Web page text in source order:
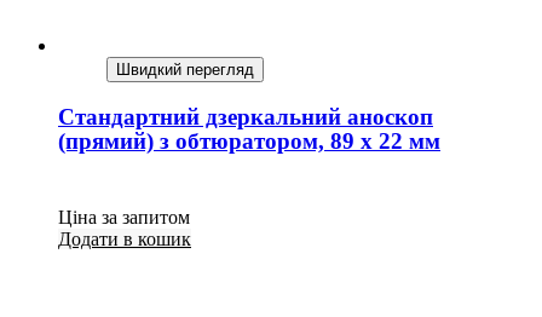
Швидкий перегляд
Стандартний дзеркальний аноскоп
(прямий) з обтюратором, 89 х 22 мм
Ціна за запитом
Додати в кошик